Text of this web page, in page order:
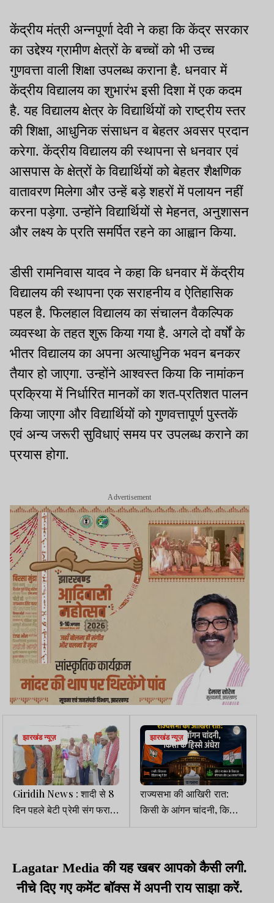
केंद्रीय मंत्री अन्नपूर्णा देवी ने कहा कि केंद्र सरकार
का उद्देश्य ग्रामीण क्षेत्रों के बच्चों को भी उच्च
गुणवत्ता वाली शिक्षा उपलब्ध कराना है. धनवार में
केंद्रीय विद्यालय का शुभारंभ इसी दिशा में एक कदम
है. यह विद्यालय क्षेत्र के विद्यार्थियों को राष्ट्रीय स्तर
की शिक्षा, आधुनिक संसाधन व बेहतर अवसर प्रदान
करेगा. केंद्रीय विद्यालय की स्थापना से धनवार एवं
आसपास के क्षेत्रों के विद्यार्थियों को बेहतर शैक्षणिक
वातावरण मिलेगा और उन्हें बड़े शहरों में पलायन नहीं
करना पड़ेगा. उन्होंने विद्यार्थियों से मेहनत, अनुशासन
और लक्ष्य के प्रति समर्पित रहने का आह्वान किया.
डीसी रामनिवास यादव ने कहा कि धनवार में केंद्रीय
विद्यालय की स्थापना एक सराहनीय व ऐतिहासिक
पहल है. फिलहाल विद्यालय का संचालन वैकल्पिक
व्यवस्था के तहत शुरू किया गया है. अगले दो वर्षों के
भीतर विद्यालय का अपना अत्याधुनिक भवन बनकर
तैयार हो जाएगा. उन्होंने आश्वस्त किया कि नामांकन
प्रक्रिया में निर्धारित मानकों का शत-प्रतिशत पालन
किया जाएगा और विद्यार्थियों को गुणवत्तापूर्ण पुस्तकें
एवं अन्य जरूरी सुविधाएं समय पर उपलब्ध कराने का
प्रयास होगा.
Advertisement
झारखंड न्यूज़
Giridih News : शादी से 8
दिन पहले बेटी प्रेमी संग फरार,
आहत पिता ने जीते जी किया
झारखंड न्यूज़
राज्यसभा की आखिरी रात:
किसी के आंगन चांदनी, किसी
के हिस्से अंधेरा
Lagatar Media की यह खबर आपको कैसी लगी.
नीचे दिए गए कमेंट बॉक्स में अपनी राय साझा करें.